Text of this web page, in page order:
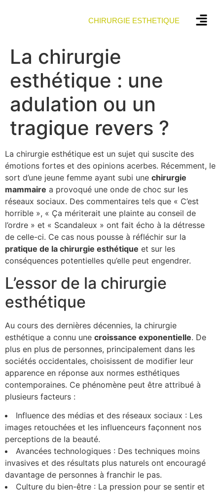
CHIRURGIE ESTHETIQUE
La chirurgie
esthétique : une
adulation ou un
tragique revers ?
La chirurgie esthétique est un sujet qui suscite des
émotions fortes et des opinions acerbes. Récemment, le
sort d’une jeune femme ayant subi une chirurgie
mammaire a provoqué une onde de choc sur les
réseaux sociaux. Des commentaires tels que « C’est
horrible », « Ça mériterait une plainte au conseil de
l’ordre » et « Scandaleux » ont fait écho à la détresse
de celle-ci. Ce cas nous pousse à réfléchir sur la
pratique de la chirurgie esthétique et sur les
conséquences potentielles qu’elle peut engendrer.
L’essor de la chirurgie
esthétique
Au cours des dernières décennies, la chirurgie
esthétique a connu une croissance exponentielle. De
plus en plus de personnes, principalement dans les
sociétés occidentales, choisissent de modifier leur
apparence en réponse aux normes esthétiques
contemporaines. Ce phénomène peut être attribué à
plusieurs facteurs :
Influence des médias et des réseaux sociaux : Les
images retouchées et les influenceurs façonnent nos
perceptions de la beauté.
Avancées technologiques : Des techniques moins
invasives et des résultats plus naturels ont encouragé
davantage de personnes à franchir le pas.
Culture du bien-être : La pression pour se sentir et